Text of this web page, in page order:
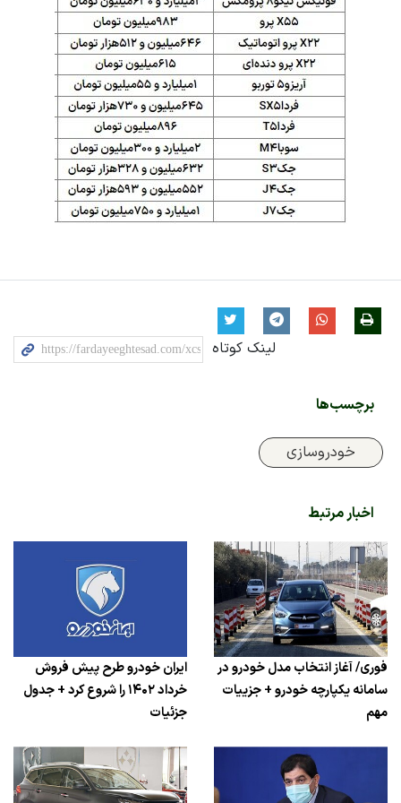
لینک کوتاه
برچسب‌ها
خودروسازی
اخبار مرتبط
فوری/ آغاز انتخاب مدل خودرو در
سامانه یکپارچه خودرو + جزییات
مهم
ایران خودرو طرح پیش فروش
خرداد ۱۴۰۲ را شروع کرد + جدول
جزئیات